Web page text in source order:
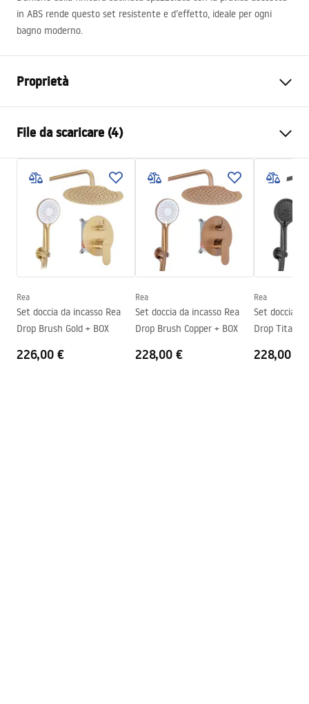
in ABS rende questo set resistente e d’effetto, ideale per ogni
bagno moderno.
Proprietà
Metodo di installazione
Colore
Titanio
Tipo di bocca
Fissa
Materiale
Ottone, ABS
Gamma beccuccio
170
Tecnologia del rivestimento
PVD
Diametro di connessione
1/2 pollici
Distanza dei collegamenti
Garanzia
5 anni
File da scaricare (4)
Istruzioni di montaggio
Faucet.pdf
Deklaracja Właściwości Użytkowych
AVALON TITANIUM BRUSH GOLD WANNOWA 1
Deklaracja.pdf
Warranty_Terms_and_Conditions_Faucets_-_5.pdf
Rea
Set doccia da incasso Rea
Drop Brush Gold + BOX
226,00 €
Rea
Set doccia da incasso Rea
Drop Brush Copper + BOX
228,00 €
Rea
Set doccia
Drop Titan +
228,00 €